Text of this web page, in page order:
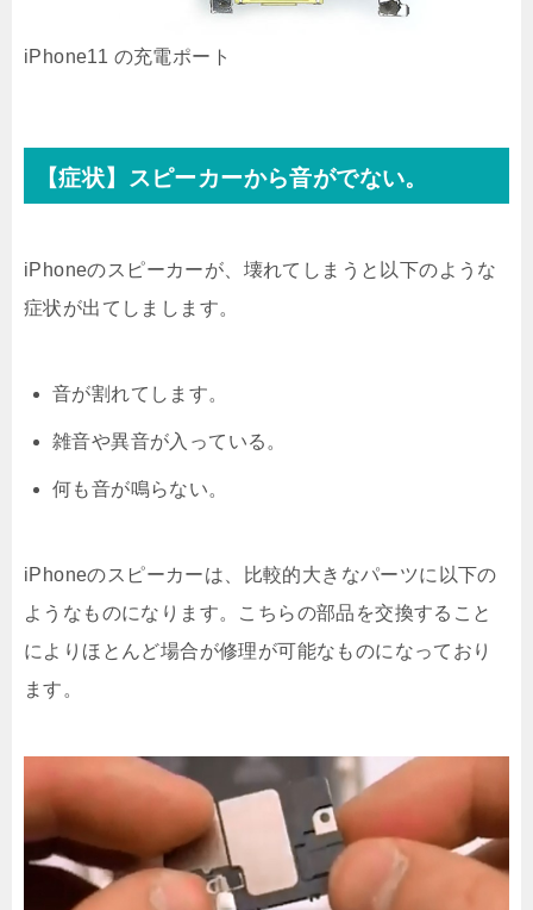
iPhone11 の充電ポート
【症状】スピーカーから音がでない。
iPhoneのスピーカーが、壊れてしまうと以下のような
症状が出てしまします。
音が割れてします。
雑音や異音が入っている。
何も音が鳴らない。
iPhoneのスピーカーは、比較的大きなパーツに以下の
ようなものになります。こちらの部品を交換すること
によりほとんど場合が修理が可能なものになっており
ます。